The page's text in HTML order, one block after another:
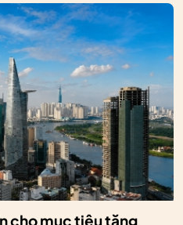
cho mục tiêu tăng